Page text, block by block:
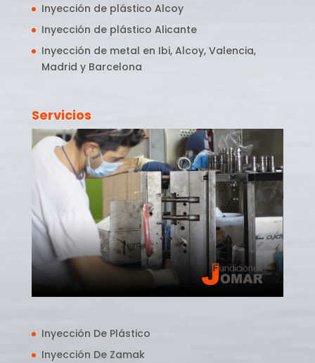
Inyección de plástico Alcoy
Inyección de plástico Alicante
Inyección de metal en Ibi, Alcoy, Valencia,
Madrid y Barcelona
Servicios
Inyección De Plástico
Inyección De Zamak